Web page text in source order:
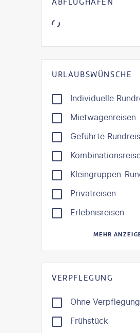
ABFLUGHAFEN
URLAUBSWÜNSCHE
Individuelle
Mietwagenreisen
Geführte
Kleingruppen-
Privatreisen
Erlebnisreisen
MEHR
VERPFLEGUNG
Ohne Verpflegung
Frühstück